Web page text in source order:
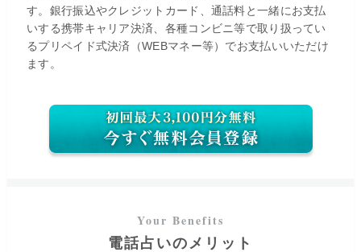
す。銀行振込やクレジットカード、通話料と一緒にお支払
いする携帯キャリア決済、各種コンビニ等で取り扱ってい
るプリペイド式決済（WEBマネー等）でお支払いいただけ
ます。
電話占いのメリット